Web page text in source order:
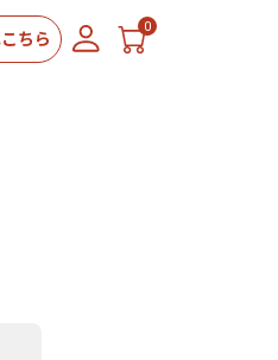
ちら
0